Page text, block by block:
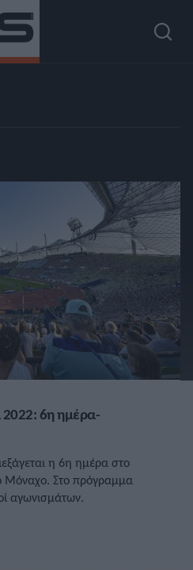
6η ημέρα-
η 6η ημέρα στο
Στο πρόγραμμα
αγωνισμάτων.